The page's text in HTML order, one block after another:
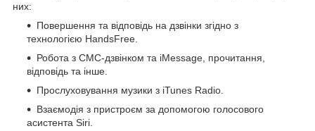
них:
Повершення та відповідь на дзвінки згідно з
технологією HandsFree.
Робота з СМС-дзвінком та iMessage, прочитання,
відповідь та інше.
Прослуховування музики з iTunes Radio.
Взаємодія з пристроєм за допомогою голосового
асистента Siri.